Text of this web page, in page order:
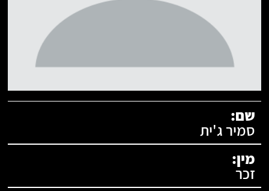
שם:
סמיר ג'ית
מין:
זכר